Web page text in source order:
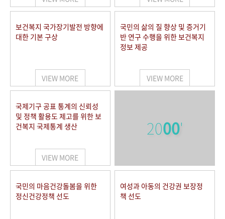
보건복지 국가장기발전 방향에
대한 기본 구상
VIEW MORE
국민의 삶의 질 향상 및 증거기
반 연구 수행을 위한 보건복지
정보 제공
VIEW MORE
국제기구 공표 통계의 신뢰성
및 정책 활용도 제고를 위한 보
건복지 국제통계 생산
VIEW MORE
2000'
국민의 마음건강돌봄을 위한
정신건강정책 선도
여성과 아동의 건강권 보장정
책 선도